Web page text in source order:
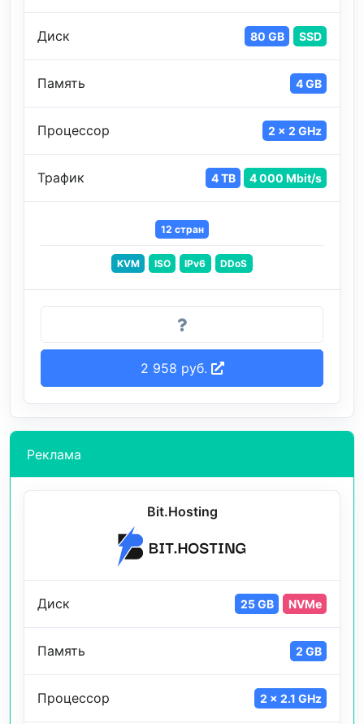
Диск 80 GB SSD
Память 4 GB
Процессор 2 x 2 GHz
Трафик 4 TB 4 000 Mbit/s
12 стран
KVM ISO IPv6 DDoS
2 958 руб.
Реклама
Bit.Hosting
Диск 25 GB NVMe
Память 2 GB
Процессор 2 x 2.1 GHz